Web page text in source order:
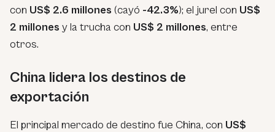
con US$ 2.6 millones (cayó -42.3%); el jurel con US$
2 millones y la trucha con US$ 2 millones, entre
otros.
China lidera los destinos de
exportación
El principal mercado de destino fue China, con US$